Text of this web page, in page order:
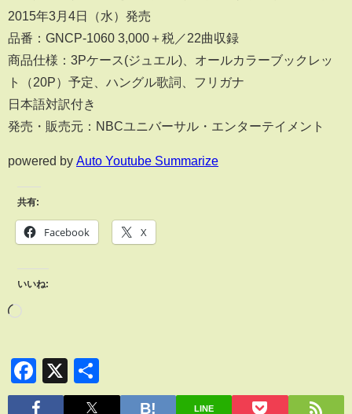
2015年3月4日（水）発売
品番：GNCP-1060 3,000＋税／22曲収録
商品仕様：3Pケース(ジュエル)、オールカラーブックレッ
ト（20P）予定、ハングル歌詞、フリガナ
日本語対訳付き
発売・販売元：NBCユニバーサル・エンターテイメント
powered by Auto Youtube Summarize
共有:
Facebook X
いいね:
Facebook
X
有
LINE